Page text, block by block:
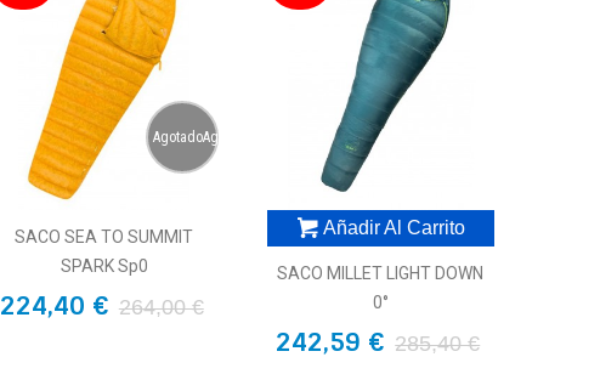
AgotadoAgotado
SACO SEA TO SUMMIT
SPARK Sp0
224,40 € 264,00 €
Añadir Al Carrito
SACO MILLET LIGHT DOWN
0°
242,59 € 285,40 €